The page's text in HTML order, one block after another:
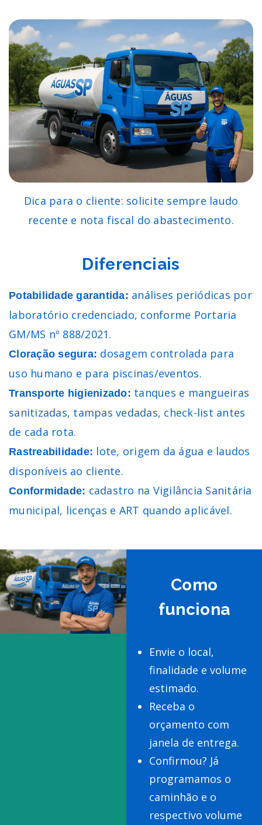
Dica para o cliente: solicite sempre laudo
recente e nota fiscal do abastecimento.
Diferenciais
Potabilidade garantida: análises periódicas por
laboratório credenciado, conforme Portaria
GM/MS nº 888/2021.
Cloração segura: dosagem controlada para
uso humano e para piscinas/eventos.
Transporte higienizado: tanques e mangueiras
sanitizadas, tampas vedadas, check-list antes
de cada rota.
Rastreabilidade: lote, origem da água e laudos
disponíveis ao cliente.
Conformidade: cadastro na Vigilância Sanitária
municipal, licenças e ART quando aplicável.
Como
funciona
Envie o local,
finalidade e volume
estimado.
Receba o
orçamento com
janela de entrega.
Confirmou? Já
programamos o
caminhão e o
respectivo volume